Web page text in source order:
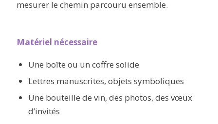
mesurer le chemin parcouru ensemble.
Matériel nécessaire
Une boîte ou un coffre solide
Lettres manuscrites, objets symboliques
Une bouteille de vin, des photos, des vœux
d’invités